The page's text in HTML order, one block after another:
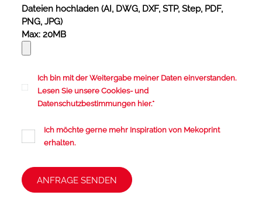
Dateien hochladen (AI, DWG, DXF, STP, Step, PDF,
PNG, JPG)
Max: 20MB
Ich bin mit der Weitergabe meiner Daten einverstanden.
Lesen Sie unsere Cookies- und
Datenschutzbestimmungenhier.*
Ich möchte gerne mehr Inspiration von Mekoprint
erhalten.